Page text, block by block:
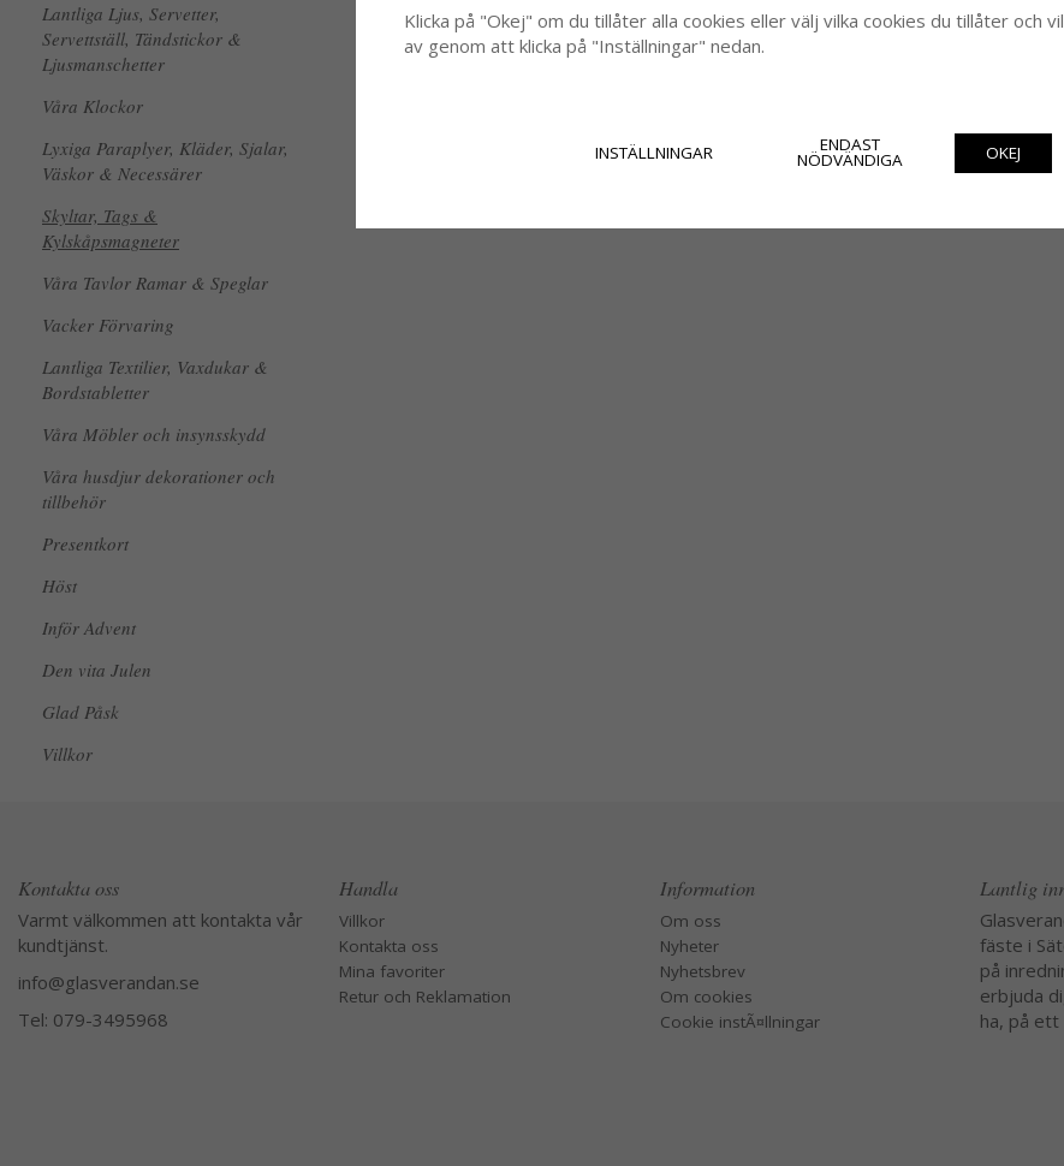
Lantliga Ljus, Servetter,
Servettställ, Tändstickor &
Ljusmanschetter
Våra Klockor
Lyxiga Paraplyer, Kläder, Sjalar,
Väskor & Necessärer
Skyltar, Tags &
Kylskåpsmagneter
Våra Tavlor Ramar & Speglar
Vacker Förvaring
Lantliga Textilier, Vaxdukar &
Bordstabletter
Våra Möbler och insynsskydd
Våra husdjur dekorationer och
tillbehör
Presentkort
Höst
Inför Advent
Den vita Julen
Glad Påsk
Villkor
Kontakta oss
Varmt välkommen att kontakta vår
kundtjänst.
info@glasverandan.se
Tel: 079-3495968
Handla
Villkor
Kontakta oss
Mina favoriter
Retur och Reklamation
Information
Om oss
Nyheter
Nyhetsbrev
Om cookies
Cookie instÃ¤llningar
Lantlig
fäste i
på
erbjuda
ha, på
Klicka på "Okej" om du tillåter alla cookies eller välj vilka cookies du tillåter och
av genom att klicka på "Inställningar" nedan.
INSTÄLLNINGAR ENDAST
NÖDVÄNDIGA OKEJ